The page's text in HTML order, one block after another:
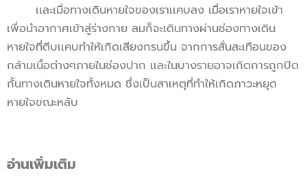
เเละเมื่อทางเดินหายใจของเราเเคบลง เมื่อเราหายใจเข้า
เพื่อนำอากาศเข้าสู่ร่างกาย ลมก็จะเดินทางผ่านช่องทางเดิน
หายใจที่ตีบเเคบทำให้เกิดเสียงกรนขึ้น จากการสั่นสะเทือนของ
กล้ามเนื้อต่างๆภายในช่องปาก เเละในบางรายอาจเกิดการถูกปิด
กั้นทางเดินหายใจทั้งหมด ซึ่งเป็นสาเหตุที่ทำให้เกิดภาวะหยุด
หายใจขณะหลับ
อ่านเพิ่มเติม